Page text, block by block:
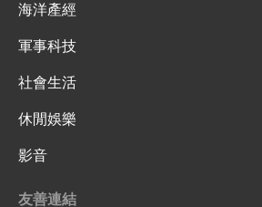
海洋產經
軍事科技
社會生活
休閒娛樂
影音
友善連結